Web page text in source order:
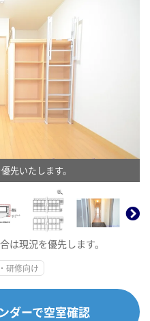
先いたします。
は現況を優先します。
研修向け
ダーで空室確認